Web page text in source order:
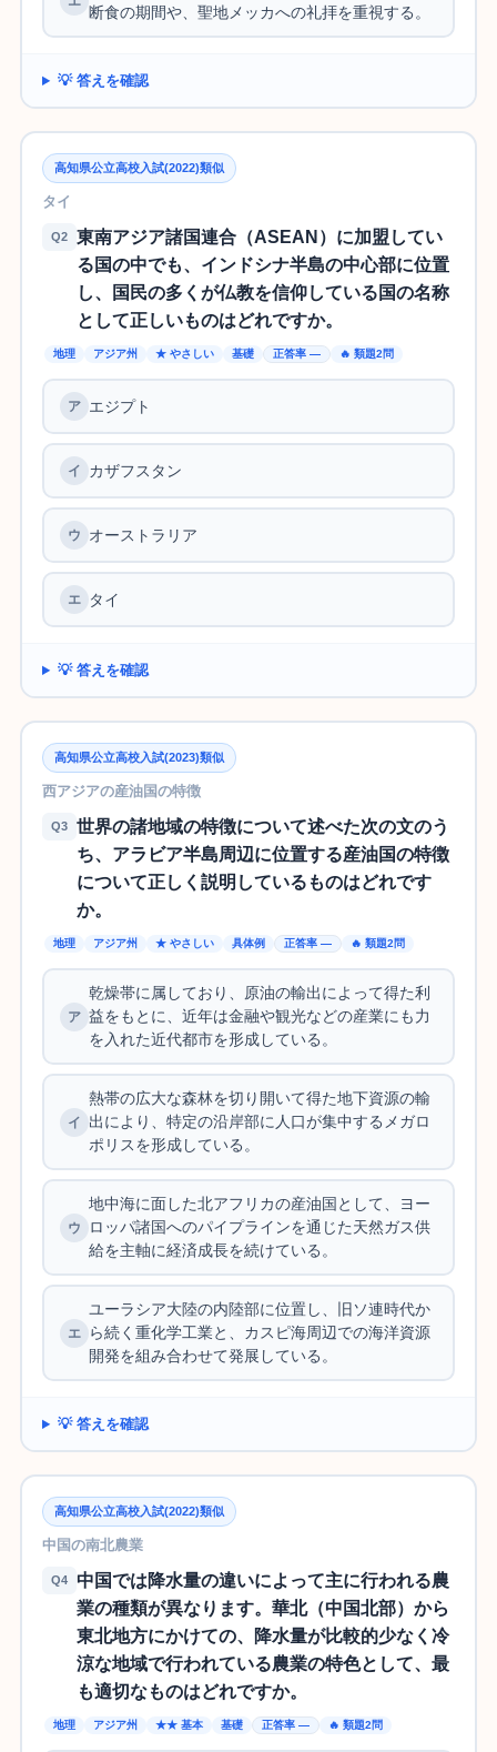
断食の期間や、聖地メッカへの礼拝を重視する。
💡 答えを確認
高知県公立高校入試(2022)類似
タイ
Q2
東南アジア諸国連合（ASEAN）に加盟してい
る国の中でも、インドシナ半島の中心部に位置
し、国民の多くが仏教を信仰している国の名称
として正しいものはどれですか。
地理 アジア州 ★ やさしい 基礎 正答率 — 🔥 類題2問
エジプト
カザフスタン
オーストラリア
タイ
💡 答えを確認
高知県公立高校入試(2023)類似
西アジアの産油国の特徴
Q3
世界の諸地域の特徴について述べた次の文のう
ち、アラビア半島周辺に位置する産油国の特徴
について正しく説明しているものはどれです
か。
地理 アジア州 ★ やさしい 具体例 正答率 — 🔥 類題2問
乾燥帯に属しており、原油の輸出によって得た利
益をもとに、近年は金融や観光などの産業にも力
を入れた近代都市を形成している。
熱帯の広大な森林を切り開いて得た地下資源の輸
出により、特定の沿岸部に人口が集中するメガロ
ポリスを形成している。
地中海に面した北アフリカの産油国として、ヨー
ロッパ諸国へのパイプラインを通じた天然ガス供
給を主軸に経済成長を続けている。
ユーラシア大陸の内陸部に位置し、旧ソ連時代か
ら続く重化学工業と、カスピ海周辺での海洋資源
開発を組み合わせて発展している。
💡 答えを確認
高知県公立高校入試(2022)類似
中国の南北農業
Q4
中国では降水量の違いによって主に行われる農
業の種類が異なります。華北（中国北部）から
東北地方にかけての、降水量が比較的少なく冷
涼な地域で行われている農業の特色として、最
も適切なものはどれですか。
地理 アジア州 ★★ 基本 基礎 正答率 — 🔥 類題2問